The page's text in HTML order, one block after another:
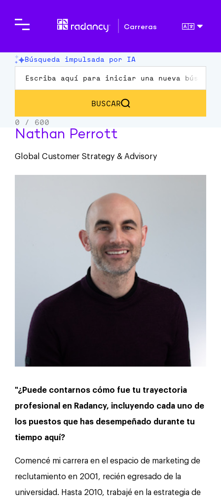
Carreras
Nathan Perrott
Global Customer Strategy & Advisory
"¿Puede contarnos cómo fue tu trayectoria
profesional en Radancy, incluyendo cada uno de
los puestos que has desempeñado durante tu
tiempo aquí?
Comencé mi carrera en el espacio de marketing de
reclutamiento en 2001, recién egresado de la
universidad. Hasta 2010, trabajé en la estrategia de